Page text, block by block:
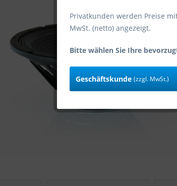
Privatkunden werden Preise
MwSt. (netto) angezeigt.
Bitte wählen Sie Ihre
Geschäftskunde (zzgl. MwSt.)